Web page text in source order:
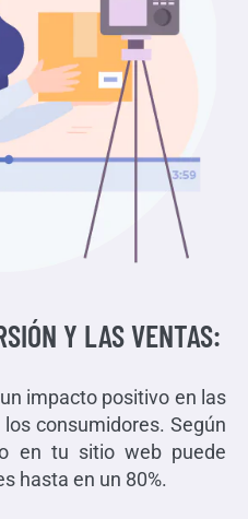
Y LAS VENTAS:
impacto positivo en las
consumidores. Según
en tu sitio web puede
hasta en un 80%.